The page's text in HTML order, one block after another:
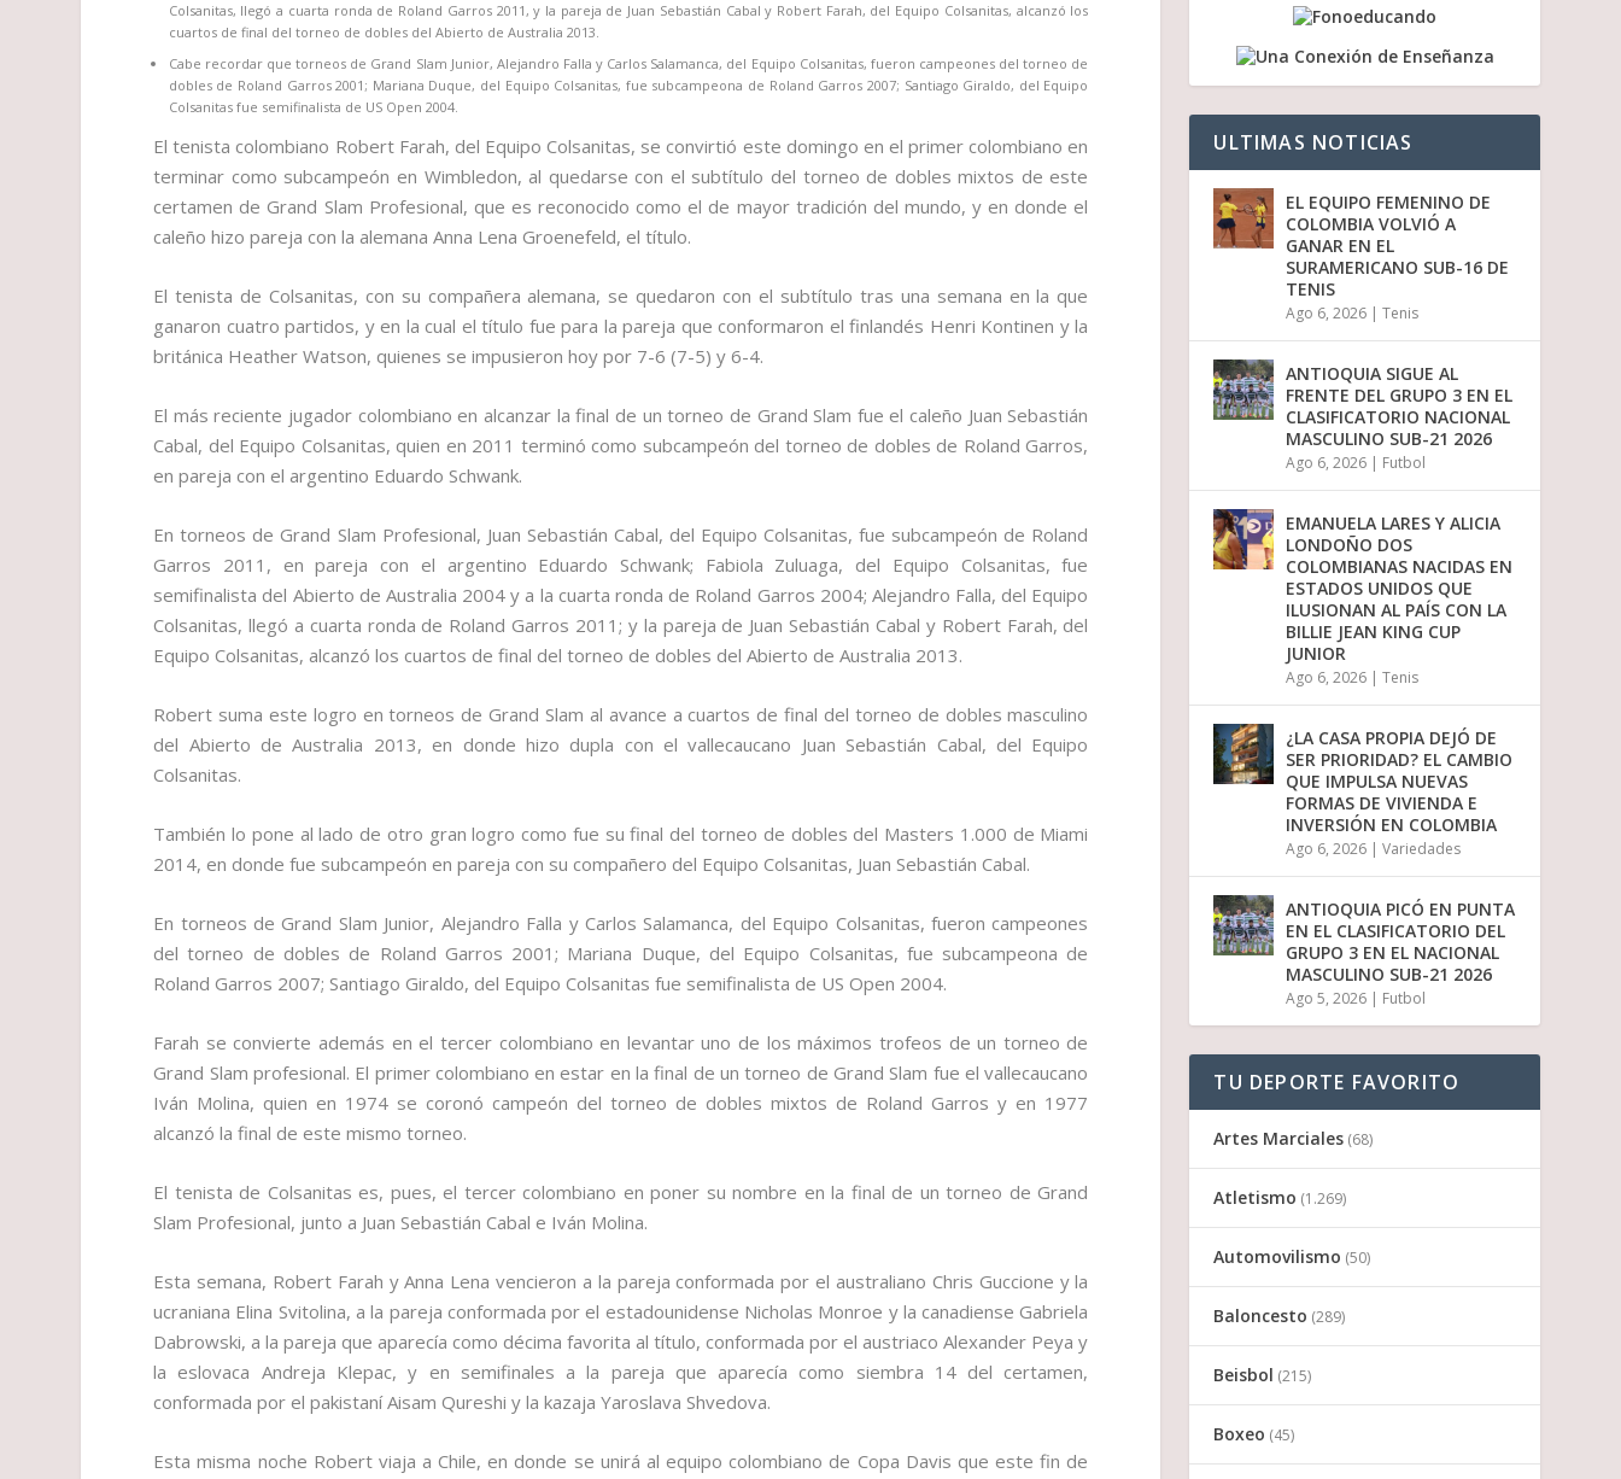
Colsanitas, llegó a cuarta ronda de Roland Garros 2011, y la pareja de Juan Sebastián Cabal y Robert Farah, del Equipo Colsanitas, alcanzó los
cuartos de final del torneo de dobles del Abierto de Australia 2013.
Cabe recordar que torneos de Grand Slam Junior, Alejandro Falla y Carlos Salamanca, del Equipo Colsanitas, fueron campeones del torneo de
dobles de Roland Garros 2001; Mariana Duque, del Equipo Colsanitas, fue subcampeona de Roland Garros 2007; Santiago Giraldo, del Equipo
Colsanitas fue semifinalista de US Open 2004.
El tenista colombiano Robert Farah, del Equipo Colsanitas, se convirtió este domingo en el primer colombiano en
terminar como subcampeón en Wimbledon, al quedarse con el subtítulo del torneo de dobles mixtos de este
certamen de Grand Slam Profesional, que es reconocido como el de mayor tradición del mundo, y en donde el
caleño hizo pareja con la alemana Anna Lena Groenefeld, el título.
El tenista de Colsanitas, con su compañera alemana, se quedaron con el subtítulo tras una semana en la que
ganaron cuatro partidos, y en la cual el título fue para la pareja que conformaron el finlandés Henri Kontinen y la
británica Heather Watson, quienes se impusieron hoy por 7-6 (7-5) y 6-4.
El más reciente jugador colombiano en alcanzar la final de un torneo de Grand Slam fue el caleño Juan Sebastián
Cabal, del Equipo Colsanitas, quien en 2011 terminó como subcampeón del torneo de dobles de Roland Garros,
en pareja con el argentino Eduardo Schwank.
En torneos de Grand Slam Profesional, Juan Sebastián Cabal, del Equipo Colsanitas, fue subcampeón de Roland
Garros 2011, en pareja con el argentino Eduardo Schwank; Fabiola Zuluaga, del Equipo Colsanitas, fue
semifinalista del Abierto de Australia 2004 y a la cuarta ronda de Roland Garros 2004; Alejandro Falla, del Equipo
Colsanitas, llegó a cuarta ronda de Roland Garros 2011; y la pareja de Juan Sebastián Cabal y Robert Farah, del
Equipo Colsanitas, alcanzó los cuartos de final del torneo de dobles del Abierto de Australia 2013.
Robert suma este logro en torneos de Grand Slam al avance a cuartos de final del torneo de dobles masculino
del Abierto de Australia 2013, en donde hizo dupla con el vallecaucano Juan Sebastián Cabal, del Equipo
Colsanitas.
También lo pone al lado de otro gran logro como fue su final del torneo de dobles del Masters 1.000 de Miami
2014, en donde fue subcampeón en pareja con su compañero del Equipo Colsanitas, Juan Sebastián Cabal.
En torneos de Grand Slam Junior, Alejandro Falla y Carlos Salamanca, del Equipo Colsanitas, fueron campeones
del torneo de dobles de Roland Garros 2001; Mariana Duque, del Equipo Colsanitas, fue subcampeona de
Roland Garros 2007; Santiago Giraldo, del Equipo Colsanitas fue semifinalista de US Open 2004.
Farah se convierte además en el tercer colombiano en levantar uno de los máximos trofeos de un torneo de
Grand Slam profesional. El primer colombiano en estar en la final de un torneo de Grand Slam fue el vallecaucano
Iván Molina, quien en 1974 se coronó campeón del torneo de dobles mixtos de Roland Garros y en 1977
alcanzó la final de este mismo torneo.
El tenista de Colsanitas es, pues, el tercer colombiano en poner su nombre en la final de un torneo de Grand
Slam Profesional, junto a Juan Sebastián Cabal e Iván Molina.
Esta semana, Robert Farah y Anna Lena vencieron a la pareja conformada por el australiano Chris Guccione y la
ucraniana Elina Svitolina, a la pareja conformada por el estadounidense Nicholas Monroe y la canadiense Gabriela
Dabrowski, a la pareja que aparecía como décima favorita al título, conformada por el austriaco Alexander Peya y
la eslovaca Andreja Klepac, y en semifinales a la pareja que aparecía como siembra 14 del certamen,
conformada por el pakistaní Aisam Qureshi y la kazaja Yaroslava Shvedova.
Esta misma noche Robert viaja a Chile, en donde se unirá al equipo colombiano de Copa Davis que este fin de
a
p
a
e
a
d
i
s
i
u
r
e
l
u
m
e
n
.
ULTIMAS NOTICIAS
EL EQUIPO FEMENINO DE
COLOMBIA VOLVIÓ A
GANAR EN EL
SURAMERICANO SUB-16 DE
TENIS
Ago 6, 2026 |Tenis
ANTIOQUIA SIGUE AL
FRENTE DEL GRUPO 3 EN EL
CLASIFICATORIO NACIONAL
MASCULINO SUB-21 2026
Ago 6, 2026 | Futbol
EMANUELA LARES Y ALICIA
LONDOÑO DOS
COLOMBIANAS NACIDAS EN
ESTADOS UNIDOS QUE
ILUSIONAN AL PAÍS CON LA
BILLIE JEAN KING CUP
JUNIOR
Ago 6, 2026 |Tenis
¿LA CASA PROPIA DEJÓ DE
SER PRIORIDAD? EL CAMBIO
QUE IMPULSA NUEVAS
FORMAS DE VIVIENDA E
INVERSIÓN EN COLOMBIA
Ago 6, 2026 |Variedades
ANTIOQUIA PICÓ EN PUNTA
EN EL CLASIFICATORIO DEL
GRUPO 3 EN EL NACIONAL
MASCULINO SUB-21 2026
Ago 5, 2026 | Futbol
TU DEPORTE FAVORITO
Artes Marciales (68)
Atletismo (1.269)
Automovilismo (50)
Baloncesto (289)
Beisbol (215)
Boxeo (45)